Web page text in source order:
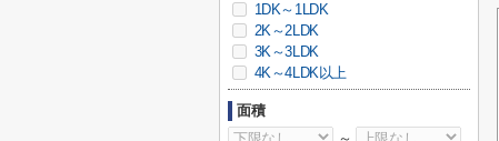
1DK～1LDK
2K～2LDK
3K～3LDK
4K～4LDK以上
面積